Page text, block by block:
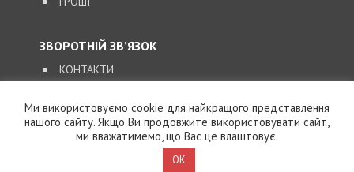
9/08/2026 - 11:57
Справа “ПриватБанку”: Ігоря Коломойського та його
спільників судитимуть за заволодіння 9,2 млрд грн
Ми використовуємо cookie для найкращого представлення
нашого сайту. Якщо Ви продовжите використовувати сайт,
ми вважатимемо, що Вас це влаштовує.
OK